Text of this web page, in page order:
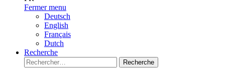
Fermer menu
Deutsch
English
Français
Dutch
Recherche
Recherche